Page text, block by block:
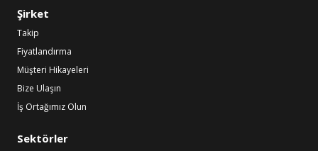
Şirket
Takip
Fiyatlandırma
Müşteri Hikayeleri
Bize Ulaşın
İş Ortağımız Olun
Sektörler